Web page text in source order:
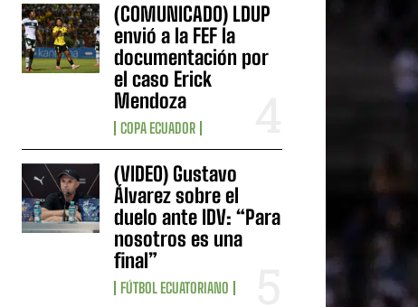
(COMUNICADO) LDUP
envió a la FEF la
documentación por
el caso Erick
Mendoza
COPA ECUADOR
(VIDEO) Gustavo
Álvarez sobre el
duelo ante IDV: “Para
nosotros es una
final”
FÚTBOL ECUATORIANO